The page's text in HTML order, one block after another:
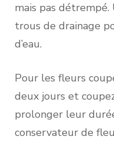
mais pas
trous de drainage
d’eau.
Pour les fleurs
deux jours et
prolonger leur
conservateur de